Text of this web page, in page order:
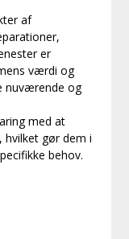
af
er
værdi og
nuværende og
med at
hvilket gør dem i
behov.